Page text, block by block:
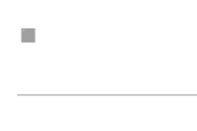
◼︎